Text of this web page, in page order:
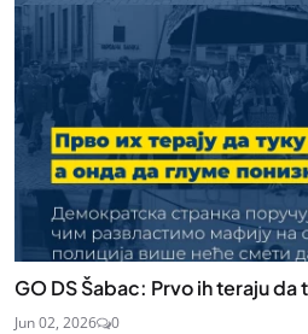
GO DS Šabac: Prvo ih teraju
Jun 02, 2026 0